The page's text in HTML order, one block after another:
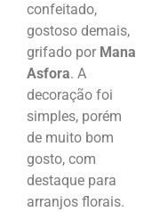
confeitado,
gostoso demais,
grifado por Mana
Asfora. A
decoração foi
simples, porém
de muito bom
gosto, com
destaque para
arranjos florais.